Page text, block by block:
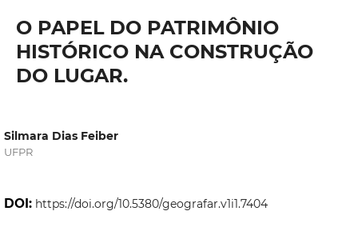
O PAPEL DO PATRIMÔNIO
HISTÓRICO NA CONSTRUÇÃO
DO LUGAR.
Silmara Dias Feiber
UFPR
DOI: https://doi.org/10.5380/geografar.v1i1.7404